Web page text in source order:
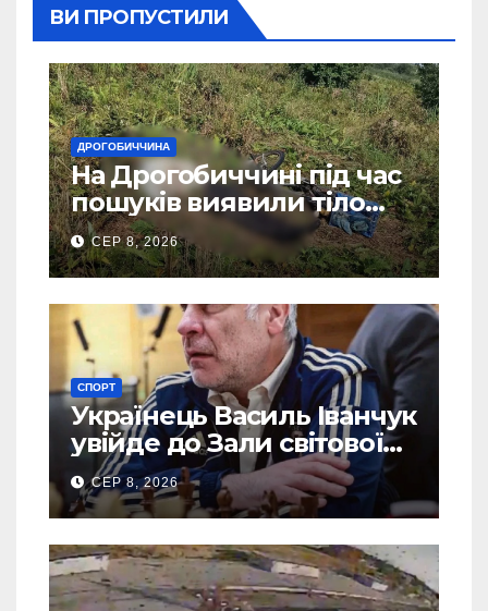
ВИ ПРОПУСТИЛИ
ДРОГОБИЧЧИНА
На Дрогобиччині під час
пошуків виявили тіло
зниклого чоловіка
СЕР 8, 2026
СПОРТ
Українець Василь Іванчук
увійде до Зали світової
шахової слави
СЕР 8, 2026